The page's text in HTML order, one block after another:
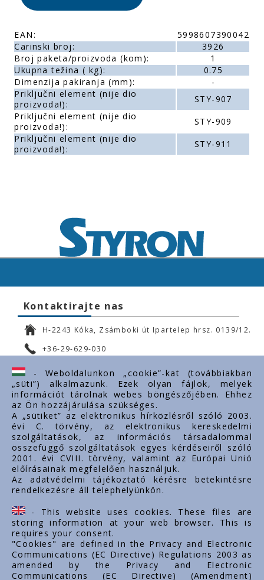
EAN:
5998607390042
Carinski broj:
3926
Broj paketa/proizvoda (kom):
1
Ukupna težina ( kg):
0.75
Dimenzija pakiranja (mm):
-
Priključni element (nije dio
proizvoda!):
STY-907
Priključni element (nije dio
proizvoda!):
STY-909
Priključni element (nije dio
proizvoda!):
STY-911
Kontaktirajte nas
H-2243 Kóka, Zsámboki út Ipartelep hrsz. 0139/12.
+36-29-629-030
ertekesites@styron.hu
export@styron.hu
www.styron.hu
Važni linkovi
O nama
Dokumenti
Kontakt
Karijera
- Weboldalunkon „cookie”-kat (továbbiakban
„süti”) alkalmazunk. Ezek olyan fájlok, melyek
információt tárolnak webes böngészőjében. Ehhez
az Ön hozzájárulása szükséges.
A „sütiket” az elektronikus hírközlésről szóló 2003.
évi C. törvény, az elektronikus kereskedelmi
szolgáltatások, az információs társadalommal
összefüggő szolgáltatások egyes kérdéseiről szóló
2001. évi CVIII. törvény, valamint az Európai Unió
előírásainak megfelelően használjuk.
Az adatvédelmi tájékoztató kérésre betekintésre
rendelkezésre áll telephelyünkön.
- This website uses cookies. These files are
storing information at your web browser. This is
requires your consent.
"Cookies" are defined in the Privacy and Electronic
Communications (EC Directive) Regulations 2003 as
amended by the Privacy and Electronic
Communications (EC Directive) (Amendment)